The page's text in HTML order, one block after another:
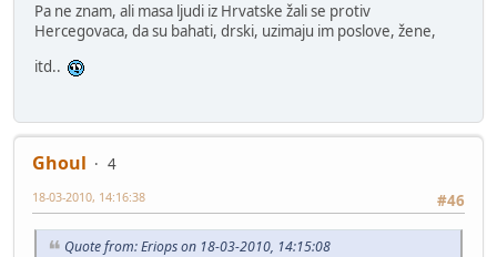
Pa ne znam, ali masa ljudi iz Hrvatske žali se protiv
Hercegovaca, da su bahati, drski, uzimaju im poslove, žene,
itd..
Ghoul
4
#46
18-03-2010, 14:16:38
Quote from: Eriops on 18-03-2010, 14:15:08